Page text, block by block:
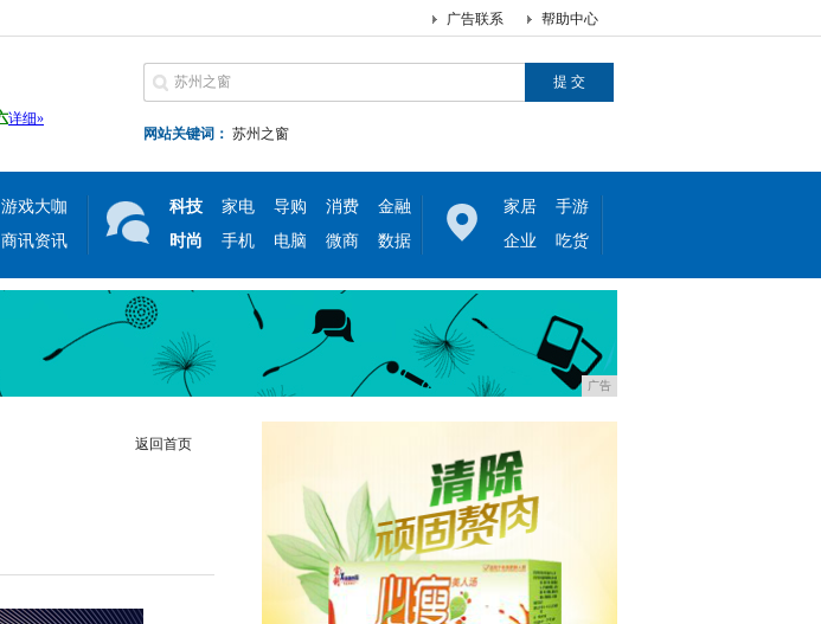
帮助中心
广告联系
网站关键词： 苏州之窗
游戏大咖
商讯资讯
科技 家电 导购 消费
金融
时尚
手机 电脑 微商 数据
家居
手游
企业
吃货
广告
返回首页